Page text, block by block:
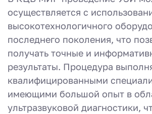
осуществляется с
высокотехнологичного
последнего поколения, что
получать точные и
результаты. Процедура
квалифицированными
имеющими большой опыт в
ультразвуковой диагностики,